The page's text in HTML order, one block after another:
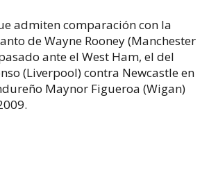
admiten comparación con la
de Wayne Rooney (Manchester
ante el West Ham, el del
(Liverpool) contra Newcastle en
Maynor Figueroa (Wigan)